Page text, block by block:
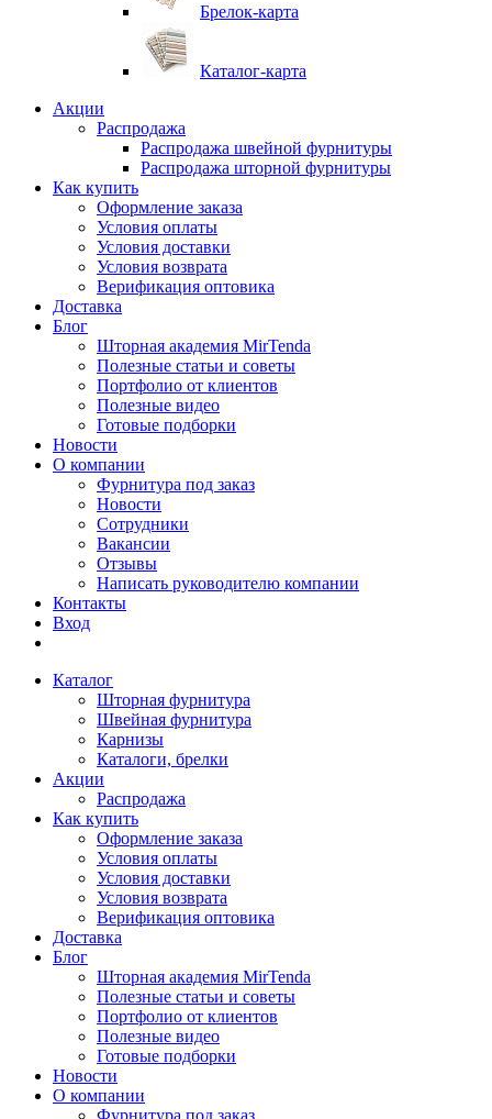
Брелок-карта
Каталог-карта
Акции
Распродажа
Распродажа швейной фурнитуры
Распродажа шторной фурнитуры
Как купить
Оформление заказа
Условия оплаты
Условия доставки
Условия возврата
Верификация оптовика
Доставка
Блог
Шторная академия MirTenda
Полезные статьи и советы
Портфолио от клиентов
Полезные видео
Готовые подборки
Новости
О компании
Фурнитура под заказ
Новости
Сотрудники
Вакансии
Отзывы
Написать руководителю компании
Контакты
Вход
Каталог
Шторная фурнитура
Швейная фурнитура
Карнизы
Каталоги, брелки
Акции
Распродажа
Как купить
Оформление заказа
Условия оплаты
Условия доставки
Условия возврата
Верификация оптовика
Доставка
Блог
Шторная академия MirTenda
Полезные статьи и советы
Портфолио от клиентов
Полезные видео
Готовые подборки
Новости
О компании
Фурнитура под заказ